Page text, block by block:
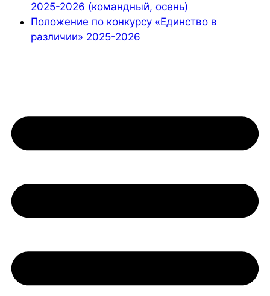
2025-2026 (командный, осень)
Положение по конкурсу «Единство в
различии» 2025-2026